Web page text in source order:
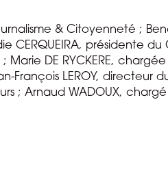
& Citoyenneté ;
CERQUEIRA, présidente du
DE RYCKERE,
François LEROY, directeur
; Arnaud WADOUX,